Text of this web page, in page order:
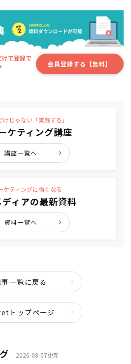
けで登録で
会員登録する【無料】
けじゃない「実践する」
ケティング講座
講座一覧へ
ケティングに強くなる
ィアの最新資料
資料一覧へ
一覧に戻る
トップページ
2026-08-07更新